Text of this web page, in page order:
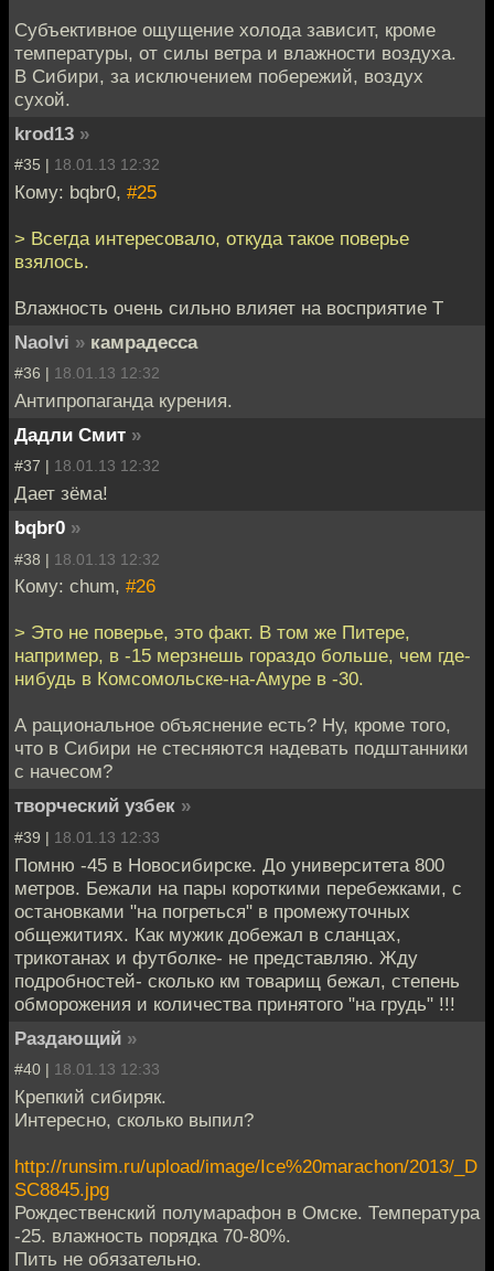
Субъективное ощущение холода зависит, кроме
температуры, от силы ветра и влажности воздуха.
В Сибири, за исключением побережий, воздух
сухой.
krod13 »
#35 | 18.01.13 12:32
Кому: bqbr0, #25
> Всегда интересовало, откуда такое поверье
взялось.
Влажность очень сильно влияет на восприятие Т
Naolvi » камрадесса
#36 | 18.01.13 12:32
Антипропаганда курения.
Дадли Смит »
#37 | 18.01.13 12:32
Дает зёма!
bqbr0 »
#38 | 18.01.13 12:32
Кому: chum, #26
> Это не поверье, это факт. В том же Питере,
например, в -15 мерзнешь гораздо больше, чем где-
нибудь в Комсомольске-на-Амуре в -30.
А рациональное объяснение есть? Ну, кроме того,
что в Сибири не стесняются надевать подштанники
с начесом?
творческий узбек »
#39 | 18.01.13 12:33
Помню -45 в Новосибирске. До университета 800
метров. Бежали на пары короткими перебежками, с
остановками "на погреться" в промежуточных
общежитиях. Как мужик добежал в сланцах,
трикотанах и футболке- не представляю. Жду
подробностей- сколько км товарищ бежал, степень
обморожения и количества принятого "на грудь" !!!
Раздающий »
#40 | 18.01.13 12:33
Крепкий сибиряк.
Интересно, сколько выпил?
http://runsim.ru/upload/image/Ice%20marachon/2013/_D
SC8845.jpg
Рождественский полумарафон в Омске. Температура
-25. влажность порядка 70-80%.
Пить не обязательно.